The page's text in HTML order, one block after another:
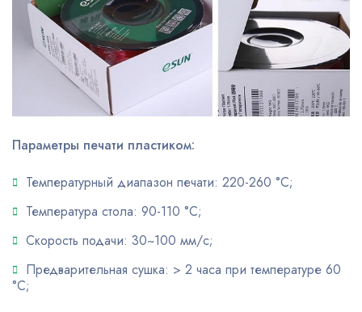
Параметры печати пластиком:
Температурный диапазон печати: 220-260 °С;
Температура стола: 90-110 °С;
Скорость подачи: 30~100 мм/с;
Предварительная сушка: > 2 часа при температуре 60
°С;